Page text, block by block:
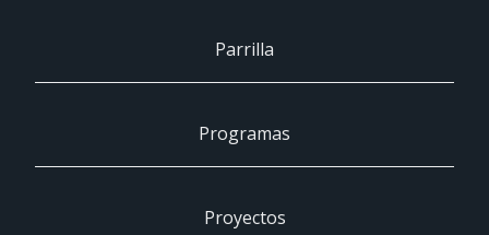
Parrilla
Programas
Proyectos